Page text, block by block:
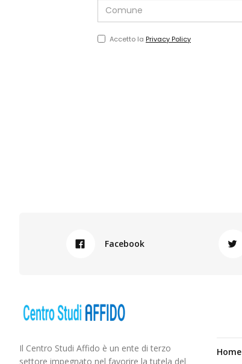
Accetto la Privacy Policy
Facebook
Il Centro Studi Affido è un ente di terzo
settore impegnato nel favorire la tutela del
Home